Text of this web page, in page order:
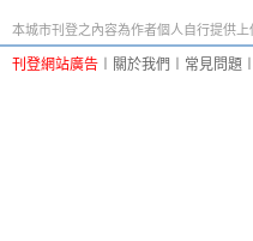
本城市刊登之內容為作者個人自行提供上
刊登網站廣告 關於我們 常見問題